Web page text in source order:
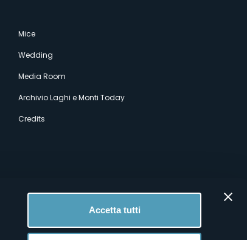
Accetta tutti
Mice
Wedding
Media Room
Archivio Laghi e Monti Today
Credits